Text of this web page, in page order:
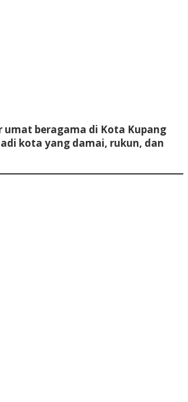
beragama di Kota Kupang
kota yang damai, rukun, dan